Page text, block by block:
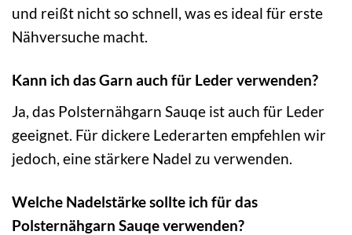
und reißt nicht so schnell, was es ideal für erste
Nähversuche macht.
Kann ich das Garn auch für Leder verwenden?
Ja, das Polsternähgarn Sauqe ist auch für Leder
geeignet. Für dickere Lederarten empfehlen wir
jedoch, eine stärkere Nadel zu verwenden.
Welche Nadelstärke sollte ich für das
Polsternähgarn Sauqe verwenden?